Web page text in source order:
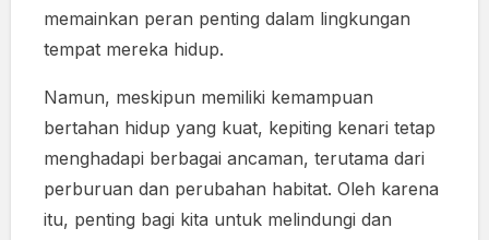
memainkan peran penting dalam lingkungan
tempat mereka hidup.
Namun, meskipun memiliki kemampuan
bertahan hidup yang kuat, kepiting kenari tetap
menghadapi berbagai ancaman, terutama dari
perburuan dan perubahan habitat. Oleh karena
itu, penting bagi kita untuk melindungi dan